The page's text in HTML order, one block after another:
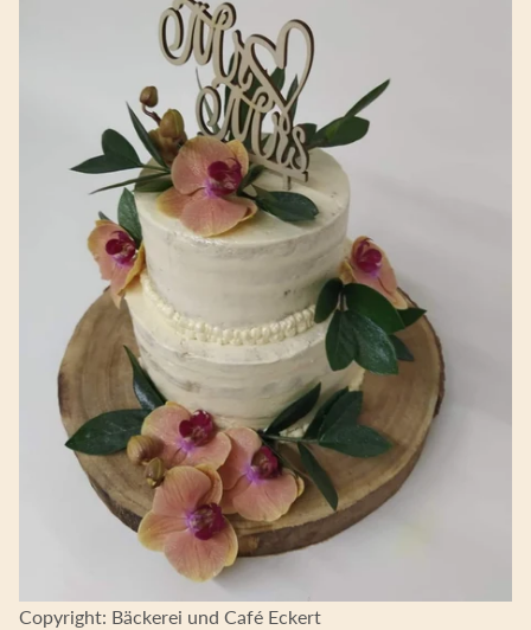
Copyright: Bäckerei und Café Eckert